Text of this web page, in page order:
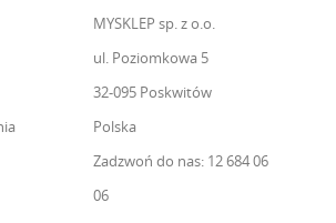
MYSKLEP sp. z o.o.
ul. Poziomkowa 5
32-095 Poskwitów
Polska
Zadzwoń do nas: 12 684 06
06